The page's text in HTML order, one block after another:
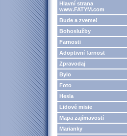
Hlavní strana
www.FATYM.com
Bude a zveme!
Bohoslužby
Farnosti
Adoptivní farnost
Zpravodaj
Bylo
Foto
Hesla
Lidové misie
Mapa zajímavostí
Marianky